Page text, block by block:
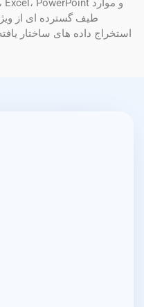
استخراج داده های ساختار